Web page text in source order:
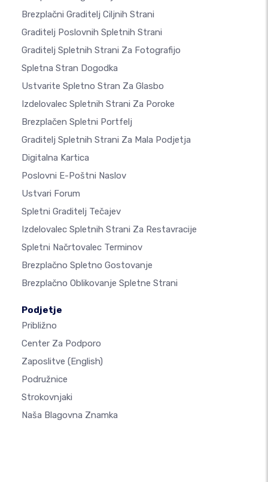
Brezplačni Graditelj Ciljnih Strani
Graditelj Poslovnih Spletnih Strani
Graditelj Spletnih Strani Za Fotografijo
Spletna Stran Dogodka
Ustvarite Spletno Stran Za Glasbo
Izdelovalec Spletnih Strani Za Poroke
Brezplačen Spletni Portfelj
Graditelj Spletnih Strani Za Mala Podjetja
Digitalna Kartica
Poslovni E-Poštni Naslov
Ustvari Forum
Spletni Graditelj Tečajev
Izdelovalec Spletnih Strani Za Restavracije
Spletni Načrtovalec Terminov
Brezplačno Spletno Gostovanje
Brezplačno Oblikovanje Spletne Strani
Podjetje
Približno
Center Za Podporo
Zaposlitve (English)
Podružnice
Strokovnjaki
Naša Blagovna Znamka